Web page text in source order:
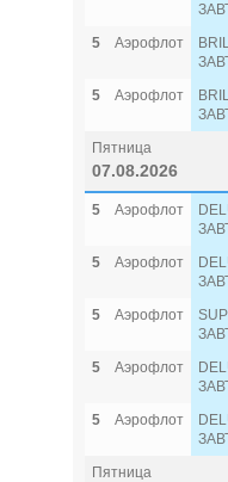
5
Аэрофлот
5
Аэрофлот
Пятница
07.08.2026
5 Аэрофлот
5
Аэрофлот
5
Аэрофлот
5
Аэрофлот
5
Аэрофлот
Пятница